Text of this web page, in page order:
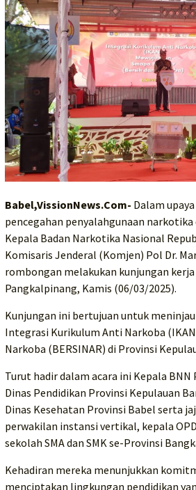
Babel,VissionNews.Com- Dalam
pencegahan penyalahgunaan
Kepala Badan Narkotika Nasional
Komisaris Jenderal (Komjen) Pol Dr.
rombongan melakukan kunjungan kerja
Pangkalpinang, Kamis (06/03/2025).
Kunjungan ini bertujuan untuk
Integrasi Kurikulum Anti Narkoba
Narkoba (BERSINAR) di Provinsi
Turut hadir dalam acara ini Kepala BNN
Dinas Pendidikan Provinsi Kepulauan
Dinas Kesehatan Provinsi Babel serta
perwakilan instansi vertikal, kepala
sekolah SMA dan SMK se-Provinsi
Kehadiran mereka menunjukkan
menciptakan lingkungan pendidikan